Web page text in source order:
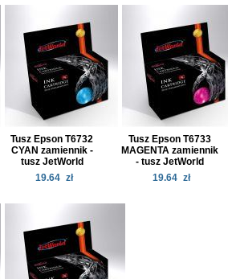
Tusz Epson T6732
CYAN zamiennik -
tusz JetWorld
19.64 zł
Tusz Epson T6733
MAGENTA zamiennik
- tusz JetWorld
19.64 zł